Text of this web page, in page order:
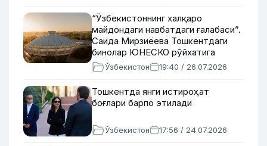
“Ўзбекистоннинг халқаро
майдондаги навбатдаги ғалабаси”.
Саида Мирзиёева Тошкентдаги
бинолар ЮНЕСКО рўйхатига
киритилгани ҳақида
Ўзбекистон 19:40 / 26.07.2026
Тошкентда янги истироҳат
боғлари барпо этилади
Ўзбекистон 17:56 / 24.07.2026